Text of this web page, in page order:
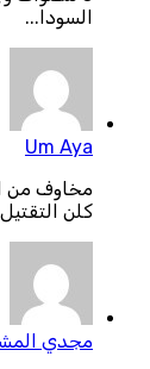
السودا...
Um Aya
مخاوف من
كلن
مجدي